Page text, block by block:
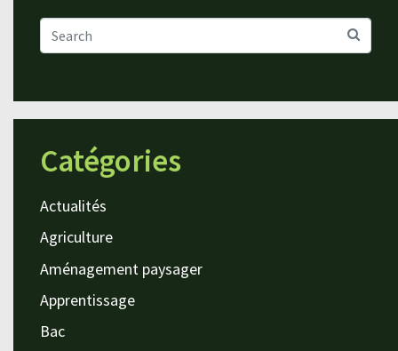
Catégories
Actualités
Agriculture
Aménagement paysager
Apprentissage
Bac